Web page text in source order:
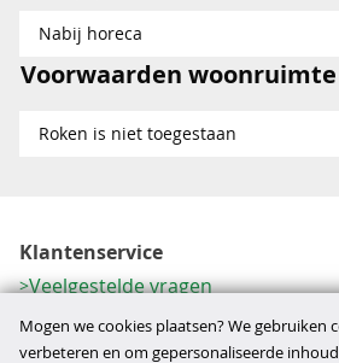
Nabij horeca
Voorwaarden woonruimte
Roken is niet toegestaan
Klantenservice
Veelgestelde vragen
Contactformulier
Herroeping
Mogen we cookies plaatsen? We gebruiken
verbeteren en om gepersonaliseerde